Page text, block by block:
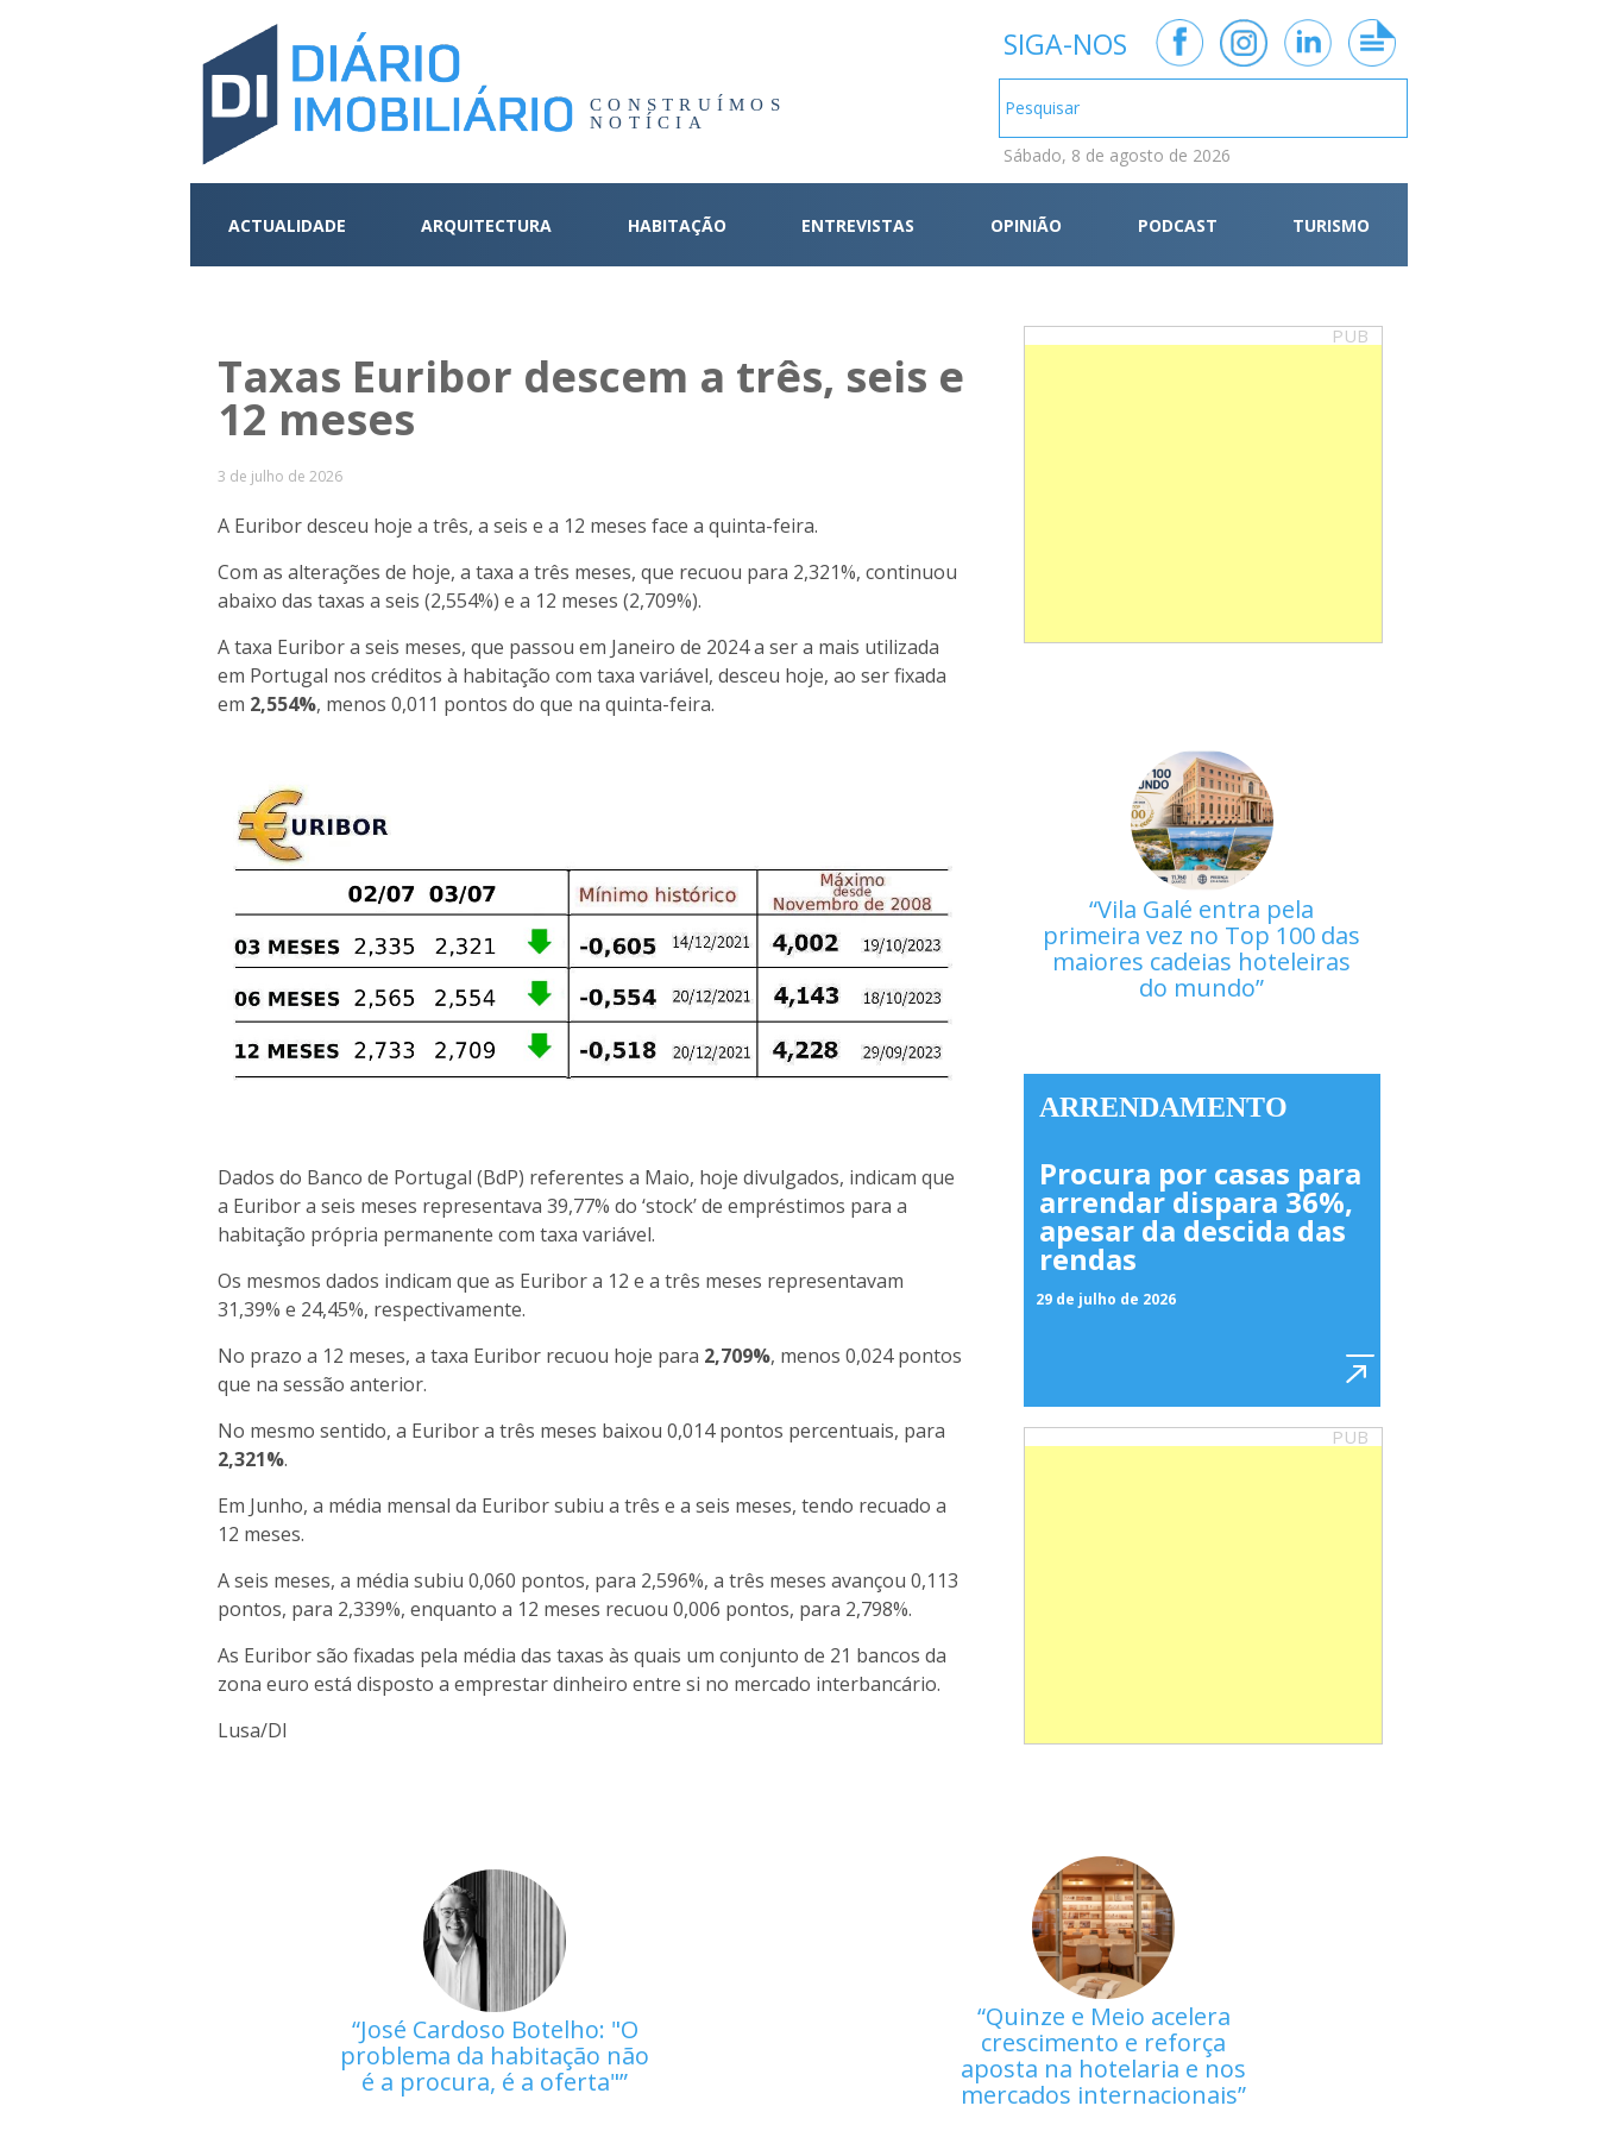
CONSTRUÍMOS
NOTÍCIA
SIGA-NOS
Sábado, 8 de agosto de 2026
ACTUALIDADE ARQUITECTURA HABITAÇÃO ENTREVISTAS OPINIÃO PODCAST TURISMO
Taxas Euribor descem a três, seis e
12 meses
3 de julho de 2026
A Euribor desceu hoje a três, a seis e a 12 meses face a quinta-feira.
Com as alterações de hoje, a taxa a três meses, que recuou para 2,321%, continuou
abaixo das taxas a seis (2,554%) e a 12 meses (2,709%).
A taxa Euribor a seis meses, que passou em Janeiro de 2024 a ser a mais utilizada
em Portugal nos créditos à habitação com taxa variável, desceu hoje, ao ser fixada
em 2,554%, menos 0,011 pontos do que na quinta-feira.
Dados do Banco de Portugal (BdP) referentes a Maio, hoje divulgados, indicam que
a Euribor a seis meses representava 39,77% do ‘stock’ de empréstimos para a
habitação própria permanente com taxa variável.
Os mesmos dados indicam que as Euribor a 12 e a três meses representavam
31,39% e 24,45%, respectivamente.
No prazo a 12 meses, a taxa Euribor recuou hoje para 2,709%, menos 0,024 pontos
que na sessão anterior.
No mesmo sentido, a Euribor a três meses baixou 0,014 pontos percentuais, para
2,321%.
Em Junho, a média mensal da Euribor subiu a três e a seis meses, tendo recuado a
12 meses.
A seis meses, a média subiu 0,060 pontos, para 2,596%, a três meses avançou 0,113
pontos, para 2,339%, enquanto a 12 meses recuou 0,006 pontos, para 2,798%.
As Euribor são fixadas pela média das taxas às quais um conjunto de 21 bancos da
zona euro está disposto a emprestar dinheiro entre si no mercado interbancário.
Lusa/DI
PUB
Vila Galé entra pela
primeira vez no Top 100 das
maiores cadeias hoteleiras
do mundo
ARRENDAMENTO
Procura por casas para
arrendar dispara 36%,
apesar da descida das
rendas
29 de julho de 2026
PUB
José Cardoso Botelho: "O
problema da habitação não
é a procura, é a oferta"
Quinze e Meio acelera
crescimento e reforça
aposta na hotelaria e nos
mercados internacionais